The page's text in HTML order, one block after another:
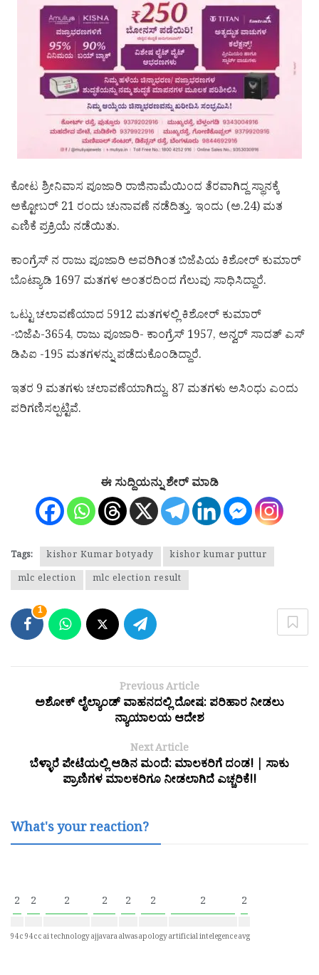
ಕೋಟ ಶ್ರೀನಿವಾಸ ಪೂಜಾರಿ ರಾಜಿನಾಮೆಯಿಂದ ತೆರವಾಗಿದ್ದ ಸ್ಥಾನಕ್ಕೆ
ಅಕ್ಟೋಬರ್ 21 ರಂದು ಚುನಾವಣೆ ನಡೆದಿತ್ತು. ಇಂದು (ಅ.24) ಮತ
ಎಣಿಕೆ ಪ್ರಕ್ರಿಯೆ ನಡೆಯಿತು.
ಕಾಂಗ್ರೆಸ್ ನ ರಾಜು ಪೂಜಾರಿ ಅವರಿಗಿಂತ ಬಿಜೆಪಿಯ ಕಿಶೋರ್ ಕುಮಾರ್
ಬೊಟ್ಯಾಡಿ 1697 ಮತಗಳ ಅಂತರದಿಂದ ಗೆಲುವು ಸಾಧಿಸಿದ್ದಾರೆ.
ಒಟ್ಟು ಚಲಾವಣೆಯಾದ 5912 ಮತಗಳಲ್ಲಿ ಕಿಶೋರ್ ಕುಮಾರ್
-ಬಿಜೆಪಿ-3654, ರಾಜು ಪೂಜಾರಿ- ಕಾಂಗ್ರೆಸ್ 1957, ಅನ್ವರ್ ಸಾದತ್ ಎಸ್
ಡಿಪಿಐ -195 ಮತಗಳನ್ನು ಪಡೆದುಕೊಂಡಿದ್ದಾರೆ.
ಇತರ 9 ಮತಗಳು ಚಲಾವಣೆಯಾಗಿದ್ದು, 87 ಮತಗಳು ಅಸಿಂಧು ಎಂದು
ಪರಿಗಣಿಸಲ್ಪಟ್ಟಿವೆ.
ಈ ಸುದ್ದಿಯನ್ನು ಶೇರ್ ಮಾಡಿ
Tags: kishor Kumar botyady
kishor kumar puttur
mlc election
mlc election result
1
Previous Article
ಅಶೋಕ್ ಲೈಲ್ಯಾಂಡ್ ವಾಹನದಲ್ಲಿ ದೋಷ: ಪರಿಹಾರ ನೀಡಲು
ನ್ಯಾಯಾಲಯ ಆದೇಶ
Next Article
ಬೆಳ್ಳಾರೆ ಪೇಟೆಯಲ್ಲಿ ಆಡಿನ ಮಂದೆ: ಮಾಲಕರಿಗೆ ದಂಡ! | ಸಾಕು
ಪ್ರಾಣಿಗಳ ಮಾಲಕರಿಗೂ ನೀಡಲಾಗಿದೆ ಎಚ್ಚರಿಕೆ!!
What's your reaction?
2
94c
2
94cc
2
ai technology
2
ajjavara
2
alwas
2
apology
2
artificial intelegence
2
avg